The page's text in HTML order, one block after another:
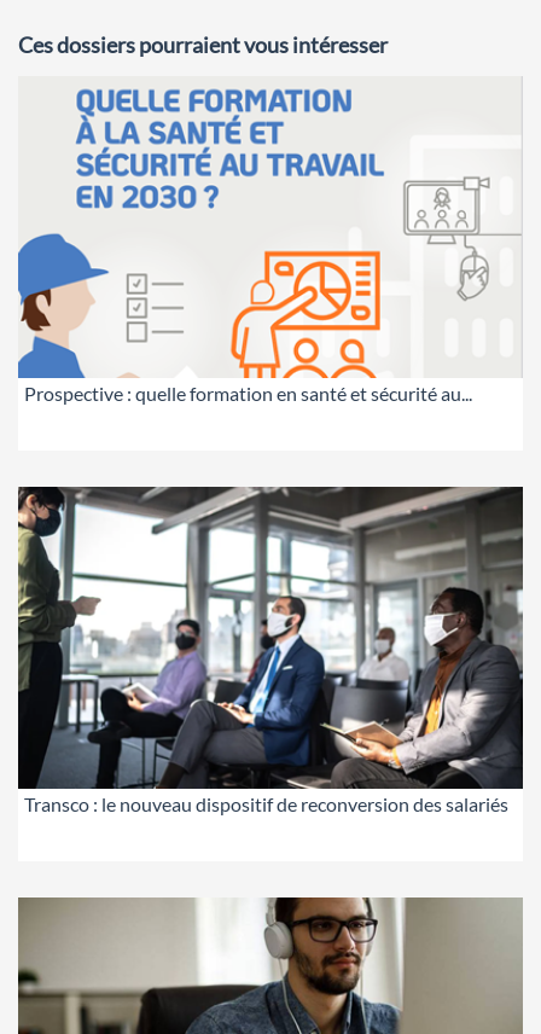
Ces dossiers pourraient vous intéresser
Prospective : quelle formation en santé et sécurité au...
Transco : le nouveau dispositif de reconversion des salariés